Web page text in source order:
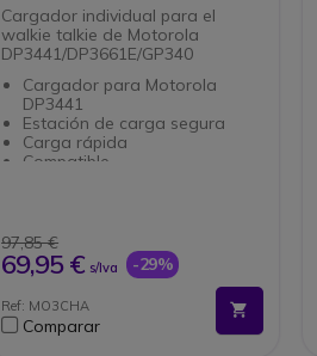
DP3441/DP3661E/GP340
Cargador individual para el
walkie talkie de Motorola
DP3441/DP3661E/GP340
Cargador para Motorola
DP3441
Estación de carga segura
Carga rápida
Compatible
97,85 €
69,95 € s/Iva -29%
Ref: MO3CHA
Comparar